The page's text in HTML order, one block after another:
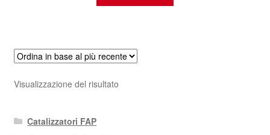
Visualizzazione del risultato
Catalizzatori FAP